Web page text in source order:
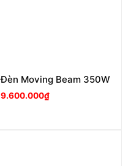
Đèn Moving Beam 350W
9.600.000₫